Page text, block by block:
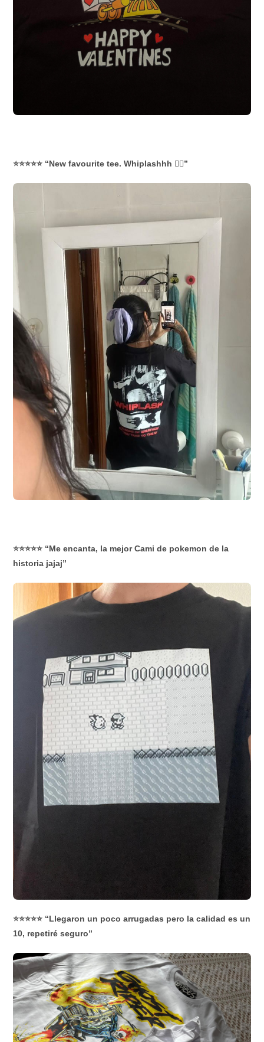
⭐⭐⭐⭐⭐ “New favourite tee. Whiplashhh ❤️‍🔥”
⭐⭐⭐⭐⭐ “Me encanta, la mejor Cami de pokemon de la
historia jajaj”
⭐⭐⭐⭐⭐ “Llegaron un poco arrugadas pero la calidad es un
10, repetiré seguro”